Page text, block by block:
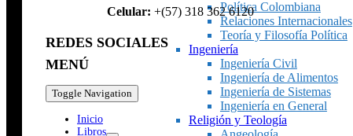
Política Colombiana
Relaciones Internacionales
Teoría y Filosofía Política
Ingeniería
Ingeniería Civil
Ingeniería de Alimentos
Ingeniería de Sistemas
Ingeniería en General
Religión y Teología
Celular: +(57) 318 362 6120
REDES SOCIALES
MENÚ
Toggle Navigation
Inicio
Libros